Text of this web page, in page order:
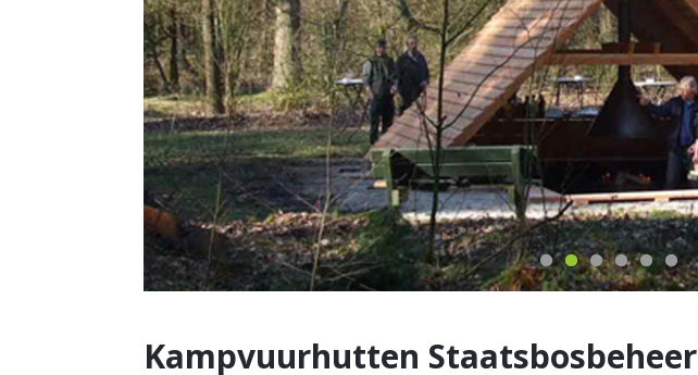
Kampvuurhutten Staatsbosbeheer